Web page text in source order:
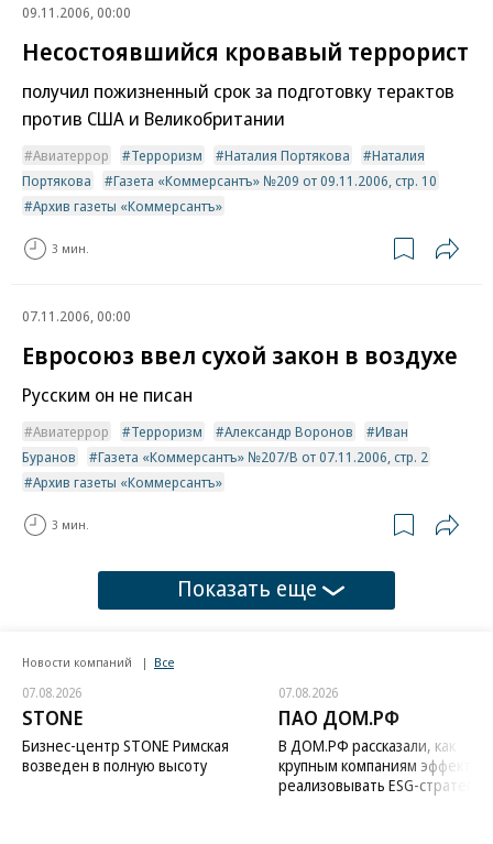
09.11.2006, 00:00
Несостоявшийся кровавый террорист
получил пожизненный срок за подготовку терактов
против США и Великобритании
Авиатеррор Терроризм Наталия Портякова
Наталия
Портякова
Газета «Коммерсантъ» №209 от 09.11.2006, стр. 10
Архив газеты «Коммерсантъ»
3 мин.
07.11.2006, 00:00
Евросоюз ввел сухой закон в воздухе
Русским он не писан
Авиатеррор Терроризм Александр Воронов
Иван
Буранов
Газета «Коммерсантъ» №207/В от 07.11.2006, стр. 2
Архив газеты «Коммерсантъ»
3 мин.
Показать еще
Новости компаний Все
07.08.2026
STONE
Бизнес-центр STONE Римская
возведен в полную высоту
07.08.2026
ПАО ДОМ.РФ
В ДОМ.РФ рассказали, как
крупным компаниям
реализовывать ESG-стратегию